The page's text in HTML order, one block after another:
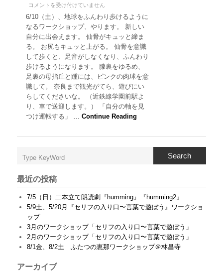
6
/
0
（
土
）
ワ
ー
ク
シ
ョ
ッ
プ
自
の
軸
見
つ
け
運
転
す
る
は
コメントを受け付けていません
6/10（土）、地球をふんわり歩けるように
なるワークショップ、やります。 新しい
自分に出会えます。 仙骨がキュッと締ま
る。 お尻もキュッと上がる。 仙骨を意識
して歩くと、足音がしなくなり、ふんわり
歩けるようになります。 膝裏をゆるめ、
足裏の母指丘と踵には、ピンクの肉球を意
識して。 奈良まで観光がてら、遊びにい
らしてくださいな。 （近鉄線学園前駅よ
り、車で送迎します。） 「自分の軸を見
つけ運転する」 …Continue Reading
Search
最近の投稿
7/5（日）二本立て朗読劇『humming』『humming2』
5/9土、5/20月『セリフの入り口〜言葉で遊ぼう』ワークショ
ップ
3月のワークショップ「セリフの入り口〜言葉で遊ぼう」
2月のワークショップ「セリフの入り口〜言葉で遊ぼう」
8/1金、8/2土 ふたつの恵那ワークショップ＠林昌寺
アーカイブ